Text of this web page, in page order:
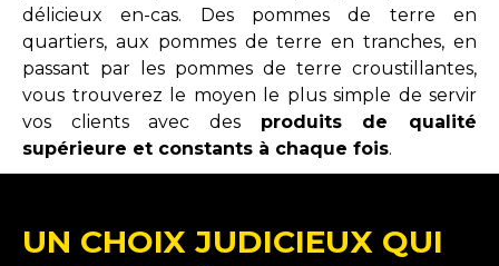
délicieux en-cas. Des pommes de terre en
quartiers, aux pommes de terre en tranches, en
passant par les pommes de terre croustillantes,
vous trouverez le moyen le plus simple de servir
vos clients avec des produits de qualité
supérieure et constants à chaque fois.
UN CHOIX JUDICIEUX QUI